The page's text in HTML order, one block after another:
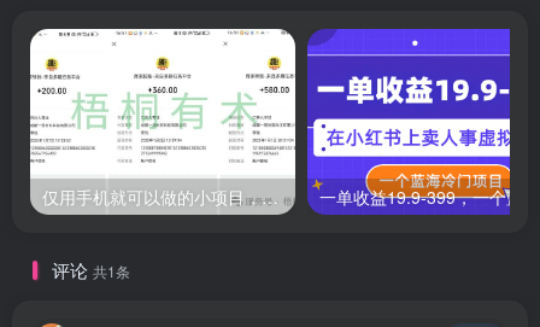
仅用手机就可以做的小项目，当天就能见钱，每天100-300
评论 共1条